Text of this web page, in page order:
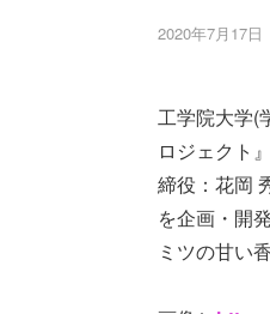
2020年7月17日
工学院大学(
ロジェクト
締役：花岡
を企画・開
ミツの甘い